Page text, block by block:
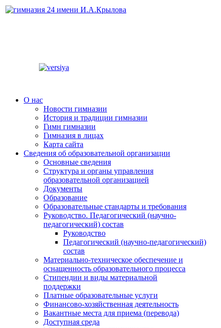
О нас
Новости гимназии
История и традиции гимназии
Гимн гимназии
Гимназия в лицах
Карта сайта
Сведения об образовательной организации
Основные сведения
Структура и органы управления
образовательной организацией
Документы
Образование
Образовательные стандарты и требования
Руководство. Педагогический (научно-
педагогический) состав
Руководство
Педагогический (научно-педагогический)
состав
Материально-техническое обеспечение и
оснащенность образовательного процесса
Стипендии и виды материальной
поддержки
Платные образовательные услуги
Финансово-хозяйственная деятельность
Вакантные места для приема (перевода)
Доступная среда